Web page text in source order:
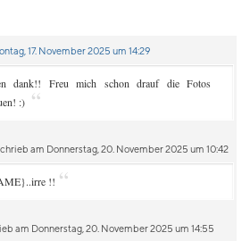
17. November 2025 um 14:29
dank!! Freu mich schon drauf die Fotos
:) “
am Donnerstag, 20. November 2025 um 10:42
!! “
am Donnerstag, 20. November 2025 um 14:55